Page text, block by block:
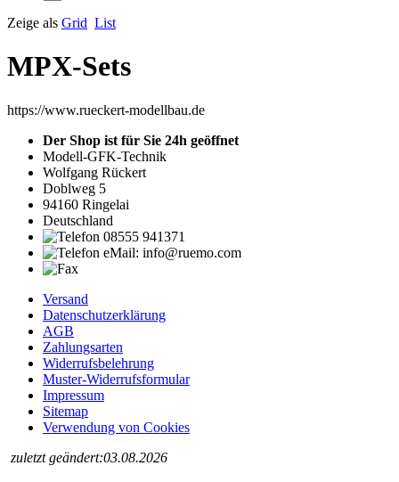
Zeige als Grid List
MPX-Sets
https://www.rueckert-modellbau.de
Der Shop ist für Sie 24h geöffnet
Modell-GFK-Technik
Wolfgang Rückert
Doblweg 5
94160 Ringelai
Deutschland
08555 941371
eMail: info@ruemo.com
Versand
Datenschutzerklärung
AGB
Zahlungsarten
Widerrufsbelehrung
Muster-Widerrufsformular
Impressum
Sitemap
Verwendung von Cookies
zuletzt geändert:03.08.2026